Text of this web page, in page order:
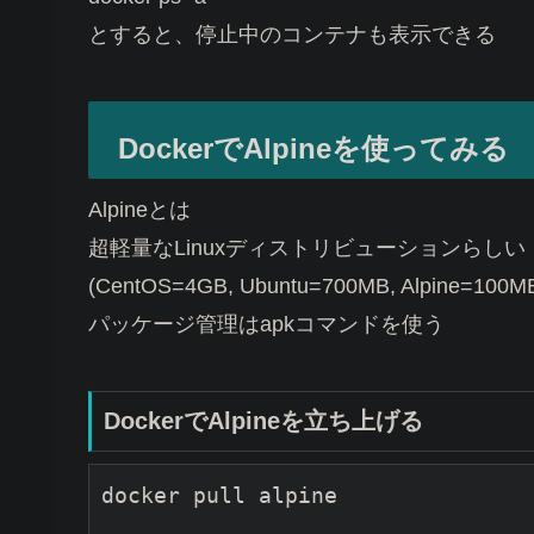
とすると、停止中のコンテナも表示できる
DockerでAlpineを使ってみる
Alpineとは
超軽量なLinuxディストリビューションらしい
(CentOS=4GB, Ubuntu=700MB,
パッケージ管理はapkコマンドを使う
DockerでAlpineを立ち上げる
docker pull alpine